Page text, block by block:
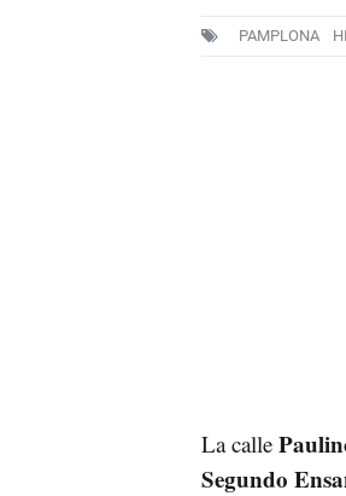
PAMPLONA
La calle
Segundo